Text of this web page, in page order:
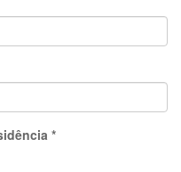
*